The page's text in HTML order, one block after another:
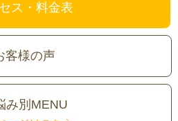
ス・料金表
客様の声
み別MENU